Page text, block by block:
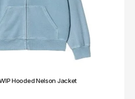
Hooded Nelson Jacket